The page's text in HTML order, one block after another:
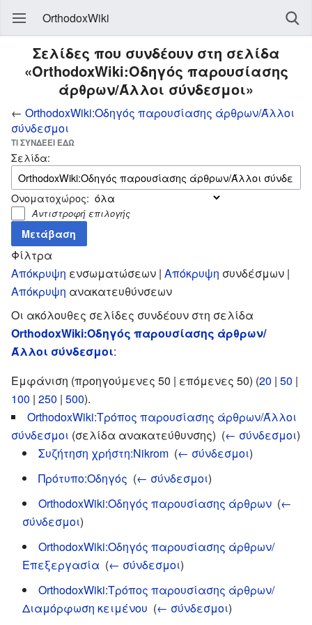
OrthodoxWiki
Σελίδες που συνδέουν στη σελίδα
«OrthodoxWiki:Οδηγός παρουσίασης
άρθρων/Άλλοι σύνδεσμοι»
← OrthodoxWiki:Οδηγός παρουσίασης άρθρων/Άλλοι
σύνδεσμοι
ΤΙ ΣΥΝΔΈΕΙ ΕΔΏ
Σελίδα:
Ονοματοχώρος:
Αντιστροφή επιλογής
Φίλτρα
Απόκρυψη ενσωματώσεων | Απόκρυψη συνδέσμων |
Απόκρυψη ανακατευθύνσεων
Οι ακόλουθες σελίδες συνδέουν στη σελίδα
OrthodoxWiki:Οδηγός παρουσίασης άρθρων/
Άλλοι σύνδεσμοι:
Εμφάνιση (προηγούμενες 50 | επόμενες 50) (20 | 50 |
100 | 250 | 500).
OrthodoxWiki:Τρόπος παρουσίασης άρθρων/Άλλοι
σύνδεσμοι (σελίδα ανακατεύθυνσης) ‎ (← σύνδεσμοι)
Συζήτηση χρήστη:Nikrom (← σύνδεσμοι)
Πρότυπο:Οδηγός (← σύνδεσμοι)
OrthodoxWiki:Οδηγός παρουσίασης άρθρων (←
σύνδεσμοι)
OrthodoxWiki:Οδηγός παρουσίασης άρθρων/
Επεξεργασία (← σύνδεσμοι)
OrthodoxWiki:Τρόπος παρουσίασης άρθρων/
Διαμόρφωση κειμένου (← σύνδεσμοι)